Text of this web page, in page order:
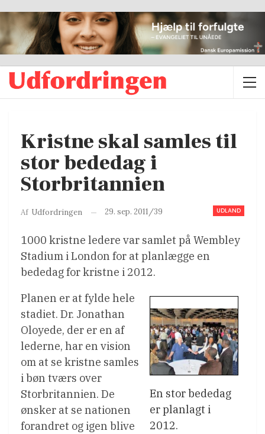
Kristne skal samles til
stor bededag i
Storbritannien
UDLAND
Af Udfordringen 29. sep. 2011/39
1000 kristne ledere var samlet på Wembley
Stadium i London for at planlægge en
bededag for kristne i 2012.
En stor bededag
er planlagt i
2012.
Planen er at fylde hele
stadiet. Dr. Jonathan
Oloyede, der er en af
lederne, har en vision
om at se kristne samles
i bøn tværs over
Storbritannien. De
ønsker at se nationen
forandret og igen blive